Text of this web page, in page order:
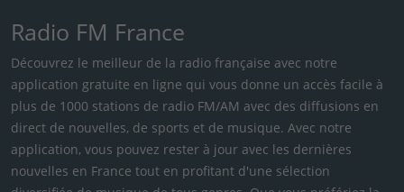
Radio FM France
Découvrez le meilleur de la radio française avec notre
application gratuite en ligne qui vous donne un accès facile à
plus de 1000 stations de radio FM/AM avec des diffusions en
direct de nouvelles, de sports et de musique. Avec notre
application, vous pouvez rester à jour avec les dernières
nouvelles en France tout en profitant d'une sélection